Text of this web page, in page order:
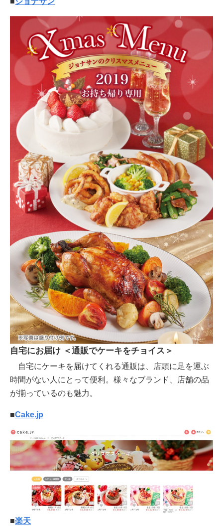
自宅にお届け ＜通販でケーキをチョイス＞
自宅にケーキを届けてくれる通販は、店頭に足を運ぶ
時間がない人にとって便利。様々なブランド、店舗の品
が揃っているのも魅力。
■Cake.jp
■楽天